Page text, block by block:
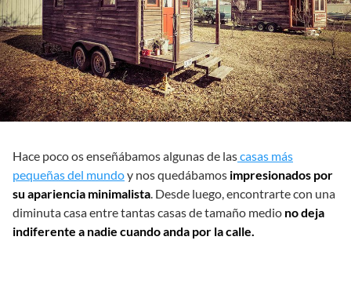
Hace poco os enseñábamos algunas de lascasas más
pequeñas del mundoy nos quedábamos impresionados por
su apariencia minimalista . Desde luego, encontrarte con una
diminuta casa entre tantas casas de tamaño medio no deja
indiferente a nadie cuando anda por la calle.